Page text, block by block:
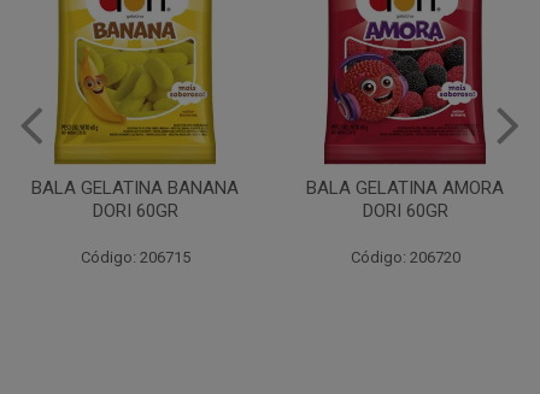
BALA GELATINA BANANA
DORI 60GR
Código: 206715
BALA GELATINA AMORA
DORI 60GR
Código: 206720